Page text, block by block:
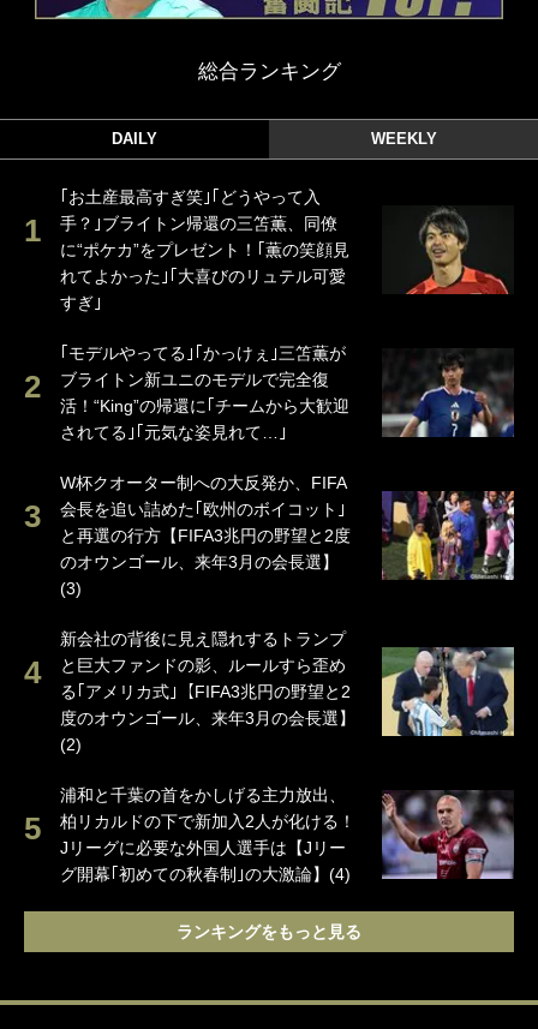
総合ランキング
DAILY WEEKLY
｢お土産最高すぎ笑｣｢どうやって入
手？｣ブライトン帰還の三笘薫、同僚
に“ポケカ”をプレゼント！｢薫の笑顔見
れてよかった｣｢大喜びのリュテル可愛
すぎ｣
｢モデルやってる｣｢かっけぇ｣三笘薫が
ブライトン新ユニのモデルで完全復
活！“King”の帰還に｢チームから大歓迎
されてる｣｢元気な姿見れて…｣
W杯クオーター制への大反発か、FIFA
会長を追い詰めた｢欧州のボイコット｣
と再選の行方【FIFA3兆円の野望と2度
のオウンゴール、来年3月の会長選】
(3)
新会社の背後に見え隠れするトランプ
と巨大ファンドの影、ルールすら歪め
る｢アメリカ式｣【FIFA3兆円の野望と2
度のオウンゴール、来年3月の会長選】
(2)
浦和と千葉の首をかしげる主力放出、
柏リカルドの下で新加入2人が化ける！
Jリーグに必要な外国人選手は【Jリー
グ開幕｢初めての秋春制｣の大激論】(4)
ランキングをもっと見る